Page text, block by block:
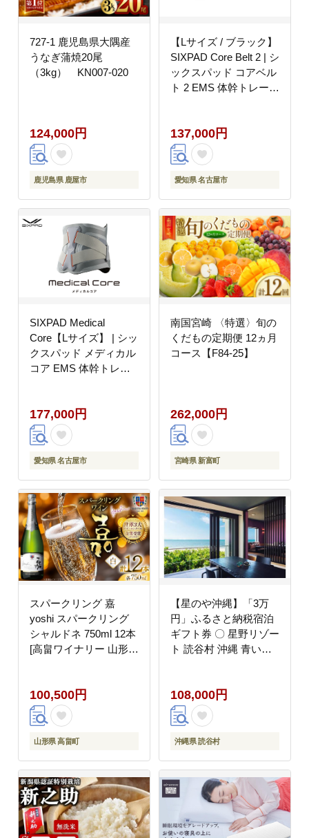
727-1 鹿児島県大隅産
うなぎ蒲焼20尾
（3kg） KN007-020
124,000円
鹿児島県 鹿屋市
【Lサイズ / ブラック】
SIXPAD Core Belt 2 | シ
ックスパッド コアベル
ト 2 EMS 体幹トレーニ
フィットネス 運動不足
解消 筋力アップ トレー
ニング器具 健康グッズ
美容 健康家電 送料無料
137,000円
愛知県 名古屋市
SIXPAD Medical
Core【Lサイズ】 | シッ
クスパッド メディカル
コア EMS 体幹トレー
フィットネス 運動不足
解消 筋力アップ トレー
ニング器具 健康グッズ
美容 健康家電 送料無料
177,000円
愛知県 名古屋市
南国宮崎 〈特選〉旬の
くだもの定期便 12ヵ月
コース【F84-25】
262,000円
宮崎県 新富町
スパークリング 嘉
yoshi スパークリング
シャルドネ 750ml 12本
[高畠ワイナリー 山形県
ワイン
100,500円
山形県 高畠町
【星のや沖縄】「3万
円」ふるさと納税宿泊
ギフト券 〇 星野リゾー
ト 読谷村 沖縄 青い海
ィニティプール 星空 サ
ンセット 星のや
108,000円
沖縄県 読谷村